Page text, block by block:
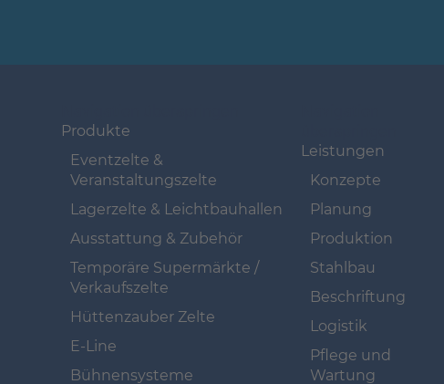
Produkte
Eventzelte &
Veranstaltungszelte
Lagerzelte & Leichtbauhallen
Ausstattung & Zubehör
Temporäre Supermärkte /
Verkaufszelte
Hüttenzauber Zelte
E-Line
Bühnensysteme
Leistungen
Konzepte
Planung
Produktion
Stahlbau
Beschriftung
Logistik
Pflege und
Wartung